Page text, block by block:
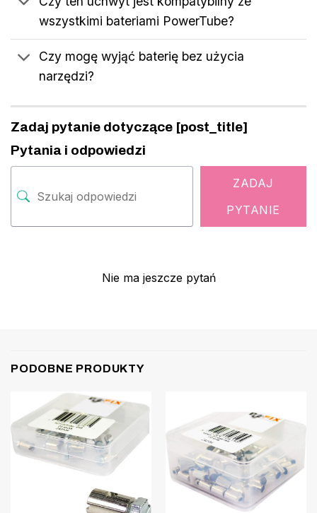
wszystkimi bateriami PowerTube?
Czy mogę wyjąć baterię bez użycia
narzędzi?
Zadaj pytanie dotyczące [post_title]
Pytania i odpowiedzi
ZADAJ
PYTANIE
Nie ma jeszcze pytań
PODOBNE PRODUKTY